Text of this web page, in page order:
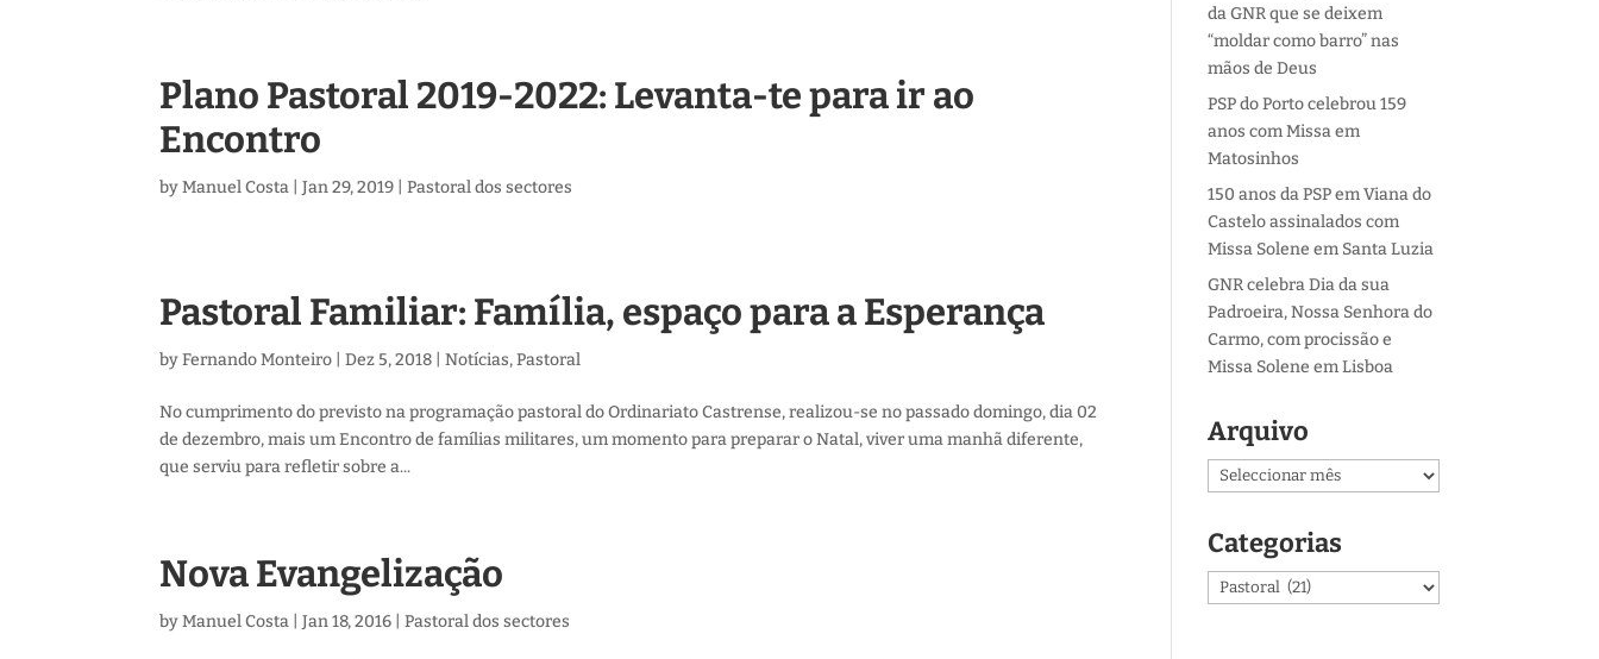
Plano Pastoral 2019-2022: Levanta-te para ir ao
Encontro
byManuel Costa |Jan 29, 2019 |Pastoral dos sectores
Pastoral Familiar: Família, espaço para a Esperança
byFernando Monteiro |Dez 5, 2018 |Notícias,Pastoral
No cumprimento do previsto na programação pastoral do Ordinariato Castrense, realizou-se no passado domingo, dia 02
de dezembro, mais um Encontro de famílias militares, um momento para preparar o Natal, viver uma manhã diferente,
que serviu para refletir sobre a...
Nova Evangelização
byManuel Costa |Jan 18, 2016 |Pastoral dos sectores
da GNR que se deixem
“moldar como barro” nas
mãos de Deus
PSP do Porto celebrou 159
anos com Missa em
Matosinhos
150 anos da PSP em Viana do
Castelo assinalados com
Missa Solene em Santa Luzia
GNR celebra Dia da sua
Padroeira, Nossa Senhora do
Carmo, com procissão e
Missa Solene em Lisboa
Arquivo
Arquivo
Categorias
Categorias